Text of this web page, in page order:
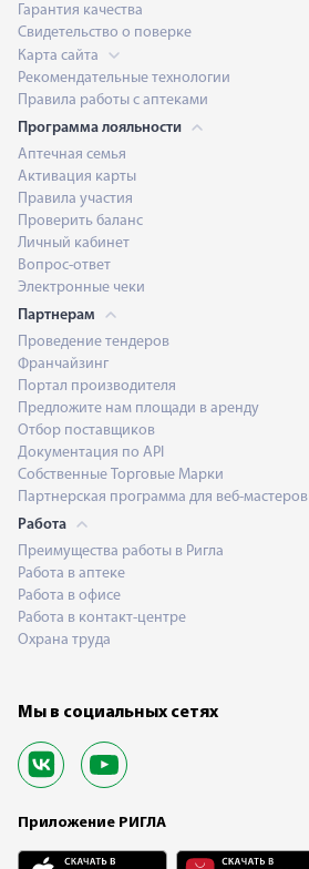
Гарантия качества
Свидетельство о поверке
Карта сайта
Рекомендательные технологии
Правила работы с аптеками
Программа лояльности
Аптечная семья
Активация карты
Правила участия
Проверить баланс
Личный кабинет
Вопрос-ответ
Электронные чеки
Партнерам
Проведение тендеров
Франчайзинг
Портал производителя
Предложите нам площади в аренду
Отбор поставщиков
Документация по API
Собственные Торговые Марки
Партнерская программа для веб-мастеров
Работа
Преимущества работы в Ригла
Работа в аптеке
Работа в офисе
Работа в контакт-центре
Охрана труда
Мы в социальных сетях
Приложение РИГЛА